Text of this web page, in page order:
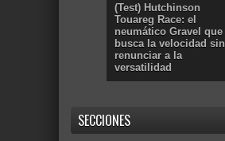
(Test) Hutchinson
Touareg Race: el
neumático Gravel que
busca la velocidad sin
renunciar a la
versatilidad
SECCIONES